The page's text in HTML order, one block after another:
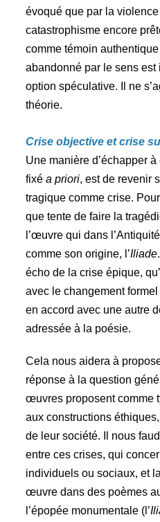
évoqué que par la
catastrophisme encore
comme témoin authentique
abandonné par le sens est
option spéculative. Il ne
théorie.
Crise objective et crise
Une manière d’échapper
fixé a priori, est de revenir
tragique comme crise.
que tente de faire la
l’œuvre qui dans
comme son origine, l’Iliade
écho de la crise épique,
avec le changement formel
en accord avec une autre
adressée à la poésie.
Cela nous aidera à
réponse à la question
œuvres proposent comme
aux constructions
de leur société. Il nous
entre ces crises, qui
individuels ou sociaux, et
œuvre dans des poèmes
l’épopée monumentale (l’